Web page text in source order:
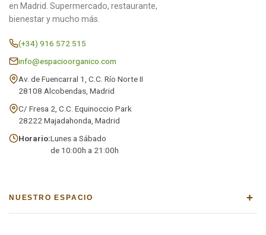
en Madrid. Supermercado, restaurante,
bienestar y mucho más.
(+34) 916 572 515
info@espacioorganico.com
Av. de Fuencarral 1, C.C. Río Norte II
28108 Alcobendas, Madrid
C/ Fresa 2, C.C. Equinoccio Park
28222 Majadahonda, Madrid
Horario:Lunes a Sábado
de 10:00h a 21:00h
NUESTRO ESPACIO +